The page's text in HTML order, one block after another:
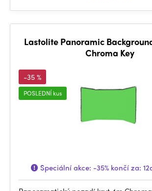
Lastolite Panoramic
Chroma Key
-35 %
POSLEDNÍ kus
Speciální akce: -35%končí za: